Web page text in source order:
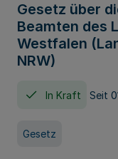
Gesetz über
Beamten des
Westfalen
NRW)
In Kraft Seit
Gesetz